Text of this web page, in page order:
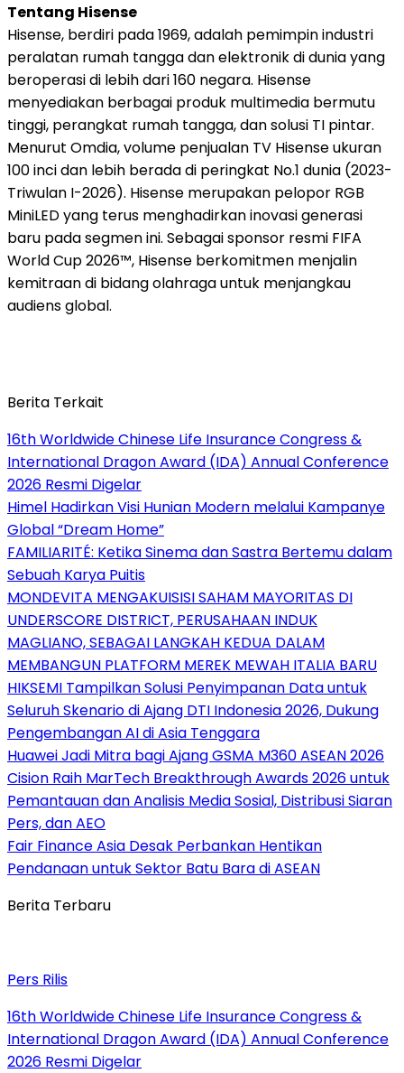
Tentang Hisense
Hisense, berdiri pada 1969, adalah pemimpin industri
peralatan rumah tangga dan elektronik di dunia yang
beroperasi di lebih dari 160 negara. Hisense
menyediakan berbagai produk multimedia bermutu
tinggi, perangkat rumah tangga, dan solusi TI pintar.
Menurut Omdia, volume penjualan TV Hisense ukuran
100 inci dan lebih berada di peringkat No.1 dunia (2023-
Triwulan I-2026). Hisense merupakan pelopor RGB
MiniLED yang terus menghadirkan inovasi generasi
baru pada segmen ini. Sebagai sponsor resmi FIFA
World Cup 2026™, Hisense berkomitmen menjalin
kemitraan di bidang olahraga untuk menjangkau
audiens global.
Berita Terkait
16th Worldwide Chinese Life Insurance Congress &
International Dragon Award (IDA) Annual Conference
2026 Resmi Digelar
Himel Hadirkan Visi Hunian Modern melalui Kampanye
Global “Dream Home”
FAMILIARITÉ: Ketika Sinema dan Sastra Bertemu dalam
Sebuah Karya Puitis
MONDEVITA MENGAKUISISI SAHAM MAYORITAS DI
UNDERSCORE DISTRICT, PERUSAHAAN INDUK
MAGLIANO, SEBAGAI LANGKAH KEDUA DALAM
MEMBANGUN PLATFORM MEREK MEWAH ITALIA BARU
HIKSEMI Tampilkan Solusi Penyimpanan Data untuk
Seluruh Skenario di Ajang DTI Indonesia 2026, Dukung
Pengembangan AI di Asia Tenggara
Huawei Jadi Mitra bagi Ajang GSMA M360 ASEAN 2026
Cision Raih MarTech Breakthrough Awards 2026 untuk
Pemantauan dan Analisis Media Sosial, Distribusi Siaran
Pers, dan AEO
Fair Finance Asia Desak Perbankan Hentikan
Pendanaan untuk Sektor Batu Bara di ASEAN
Berita Terbaru
Pers Rilis
16th Worldwide Chinese Life Insurance Congress &
International Dragon Award (IDA) Annual Conference
2026 Resmi Digelar